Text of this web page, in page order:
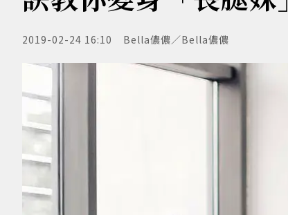
2019-02-24 16:10 Bella儂儂／Bella儂儂